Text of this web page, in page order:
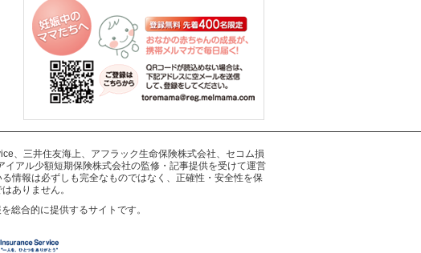
、三井住友海上、アフラック生命保険株式会社、セコム損
アル少額短期保険株式会社の監修・記事提供を受けて運営
情報は必ずしも完全なものではなく、正確性・安全性を保
ありません。
総合的に提供するサイトです。